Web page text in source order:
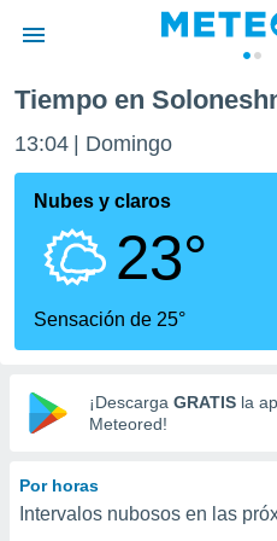
de
ha sido
calidad.
a este
las
y
digital
basada
Tiempo en
13:04 Domingo
Nubes y claros
23°
Sensación de 25°
¡Descarga GRATIS la
Meteored!
Por horas
Intervalos nubosos en las